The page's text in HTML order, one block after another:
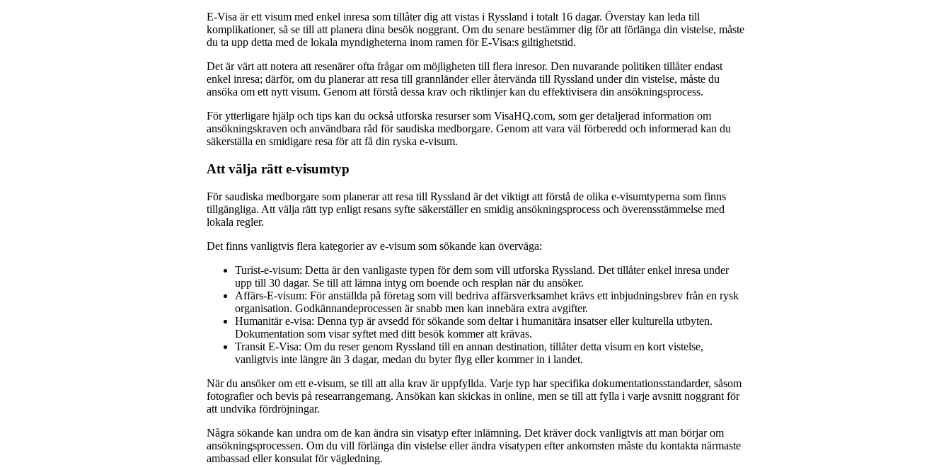
E-Visa är ett visum med enkel inresa som tillåter dig att vistas i Ryssland i totalt 16 dagar. Överstay kan leda till
komplikationer, så se till att planera dina besök noggrant. Om du senare bestämmer dig för att förlänga din vistelse, måste
du ta upp detta med de lokala myndigheterna inom ramen för E-Visa:s giltighetstid.
Det är värt att notera att resenärer ofta frågar om möjligheten till flera inresor. Den nuvarande politiken tillåter endast
enkel inresa; därför, om du planerar att resa till grannländer eller återvända till Ryssland under din vistelse, måste du
ansöka om ett nytt visum. Genom att förstå dessa krav och riktlinjer kan du effektivisera din ansökningsprocess.
För ytterligare hjälp och tips kan du också utforska resurser som VisaHQ.com, som ger detaljerad information om
ansökningskraven och användbara råd för saudiska medborgare. Genom att vara väl förberedd och informerad kan du
säkerställa en smidigare resa för att få din ryska e-visum.
Att välja rätt e-visumtyp
För saudiska medborgare som planerar att resa till Ryssland är det viktigt att förstå de olika e-visumtyperna som finns
tillgängliga. Att välja rätt typ enligt resans syfte säkerställer en smidig ansökningsprocess och överensstämmelse med
lokala regler.
Det finns vanligtvis flera kategorier av e-visum som sökande kan överväga:
Turist-e-visum: Detta är den vanligaste typen för dem som vill utforska Ryssland. Det tillåter enkel inresa under
upp till 30 dagar. Se till att lämna intyg om boende och resplan när du ansöker.
Affärs-E-visum: För anställda på företag som vill bedriva affärsverksamhet krävs ett inbjudningsbrev från en rysk
organisation. Godkännandeprocessen är snabb men kan innebära extra avgifter.
Humanitär e-visa: Denna typ är avsedd för sökande som deltar i humanitära insatser eller kulturella utbyten.
Dokumentation som visar syftet med ditt besök kommer att krävas.
Transit E-Visa: Om du reser genom Ryssland till en annan destination, tillåter detta visum en kort vistelse,
vanligtvis inte längre än 3 dagar, medan du byter flyg eller kommer in i landet.
När du ansöker om ett e-visum, se till att alla krav är uppfyllda. Varje typ har specifika dokumentationsstandarder, såsom
fotografier och bevis på researrangemang. Ansökan kan skickas in online, men se till att fylla i varje avsnitt noggrant för
att undvika fördröjningar.
Några sökande kan undra om de kan ändra sin visatyp efter inlämning. Det kräver dock vanligtvis att man börjar om
ansökningsprocessen. Om du vill förlänga din vistelse eller ändra visatypen efter ankomsten måste du kontakta närmaste
ambassad eller konsulat för vägledning.